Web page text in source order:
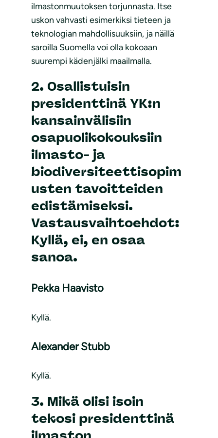
ilmastonmuutoksen torjunnasta. Itse
uskon vahvasti esimerkiksi tieteen ja
teknologian mahdollisuuksiin, ja näillä
saroilla Suomella voi olla kokoaan
suurempi kädenjälki maailmalla.
2. Osallistuisin
presidenttinä YK:n
kansainvälisiin
osapuolikokouksiin
ilmasto- ja
biodiversiteettisopim
usten tavoitteiden
edistämiseksi.
Vastausvaihtoehdot:
Kyllä, ei, en osaa
sanoa.
Pekka Haavisto
Kyllä.
Alexander Stubb
Kyllä.
3. Mikä olisi isoin
tekosi presidenttinä